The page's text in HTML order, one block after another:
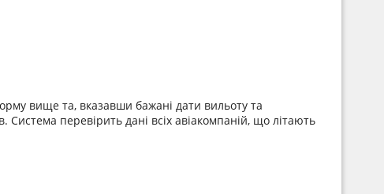
вище та, вказавши бажані дати вильоту та
Система перевірить дані всіх авіакомпаній, що літають